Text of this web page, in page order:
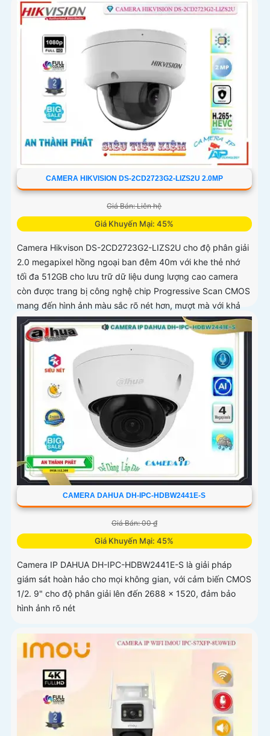
CAMERA HIKVISION DS-2CD2723G2-LIZS2U 2.0MP
Giá Bán: Liên hệ
Giá Khuyến Mại: 45%
Camera Hikvison DS-2CD2723G2-LIZS2U cho độ phân giải
2.0 megapixel hồng ngoại ban đêm 40m với khe thẻ nhớ
tối đa 512GB cho lưu trữ dữ liệu dung lượng cao camera
còn được trang bị công nghệ chip Progressive Scan CMOS
mang đến hình ảnh màu sắc rõ nét hơn, mượt mà với khả
năng quan sát Full Color trong khoảng cách 40m vào ban
đêm giúp camera có màu rõ nét như ban ngày
CAMERA DAHUA DH-IPC-HDBW2441E-S
Giá Bán: 00 ₫
Giá Khuyến Mại: 45%
Camera IP DAHUA DH-IPC-HDBW2441E-S là giải pháp
giám sát hoàn hảo cho mọi không gian, với cảm biến CMOS
1/2. 9" cho độ phân giải lên đến 2688 × 1520, đảm bảo
hình ảnh rõ nét